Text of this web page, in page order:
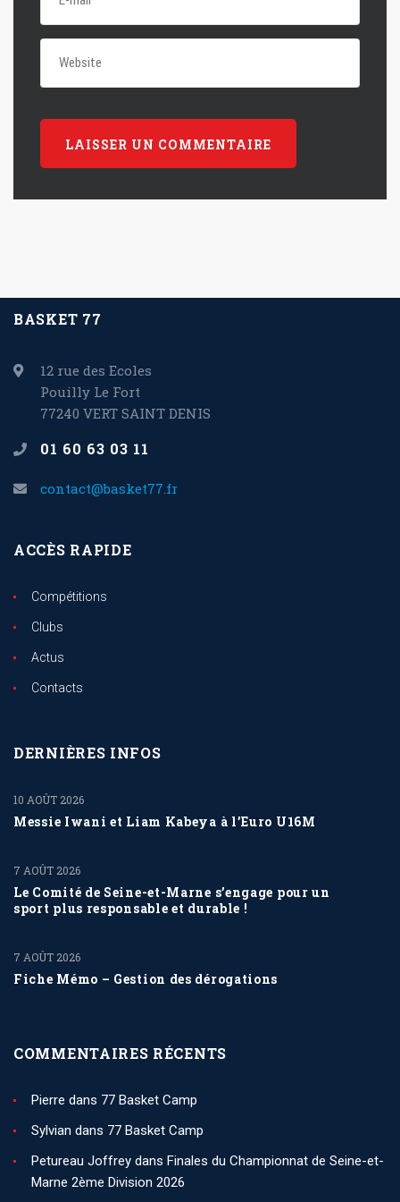
BASKET 77
12 rue des Ecoles
Pouilly Le Fort
77240 VERT SAINT DENIS
01 60 63 03 11
contact@basket77.fr
ACCÈS RAPIDE
Compétitions
Clubs
Actus
Contacts
DERNIÈRES INFOS
Messie Iwani et Liam Kabeya à l’Euro U16M
10 AOÛT 2026
Le Comité de Seine-et-Marne s’engage pour un
sport plus responsable et durable !
7 AOÛT 2026
Fiche Mémo – Gestion des dérogations
7 AOÛT 2026
COMMENTAIRES RÉCENTS
Pierre dans 77 Basket Camp
Sylvian dans 77 Basket Camp
Petureau Joffrey dans Finales du Championnat de Seine-et-
Marne 2ème Division 2026